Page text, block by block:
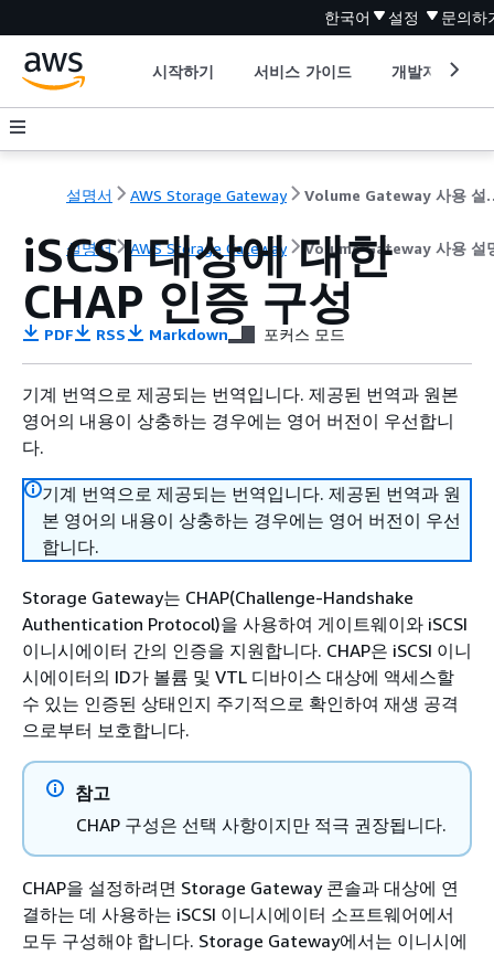
한국어 설정 문의하
시작하기 서비스 가이드 개발자 도구
설명서 AWS Storage Gateway Volume
설명서 AWS Storage Gateway Volume Gateway 사용 설
iSCSI 대상에 대한
CHAP 인증 구성
PDF RSS Markdown 포커스 모드
기계 번역으로 제공되는 번역입니다. 제공된 번역과 원본
영어의 내용이 상충하는 경우에는 영어 버전이 우선합니
다.
기계 번역으로 제공되는 번역입니다. 제공된 번역과 원
본 영어의 내용이 상충하는 경우에는 영어 버전이 우선
합니다.
Storage Gateway는 CHAP(Challenge-Handshake
Authentication Protocol)을 사용하여 게이트웨이와 iSCSI
이니시에이터 간의 인증을 지원합니다. CHAP은 iSCSI 이니
시에이터의 ID가 볼륨 및 VTL 디바이스 대상에 액세스할
수 있는 인증된 상태인지 주기적으로 확인하여 재생 공격
으로부터 보호합니다.
참고
CHAP 구성은 선택 사항이지만 적극 권장됩니다.
CHAP을 설정하려면 Storage Gateway 콘솔과 대상에 연
결하는 데 사용하는 iSCSI 이니시에이터 소프트웨어에서
모두 구성해야 합니다. Storage Gateway에서는 이니시에